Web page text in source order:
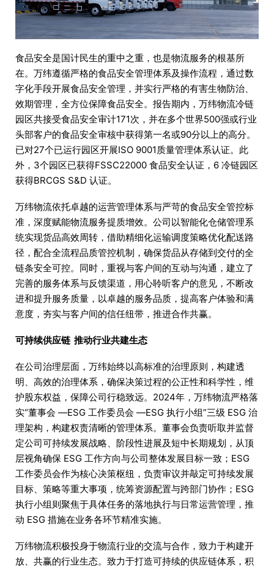
食品安全是国计民生的重中之重，也是物流服务的根基所
在。万纬遵循严格的食品安全管理体系及操作流程，通过数
字化手段开展食品安全管理，并实行严格的有害生物防治、
效期管理，全方位保障食品安全。报告期内，万纬物流冷链
园区共接受食品安全审计171次，并在多个世界500强或行业
头部客户的食品安全审核中获得第一名或90分以上的高分。
已对27个已运行园区开展ISO 9001质量管理体系认证。此
外，3个园区已获得FSSC22000 食品安全认证，6 冷链园区
获得BRCGS S&D 认证。
万纬物流依托卓越的运营管理体系与严苛的食品安全管控标
准，深度赋能物流服务提质增效。公司以智能化仓储管理系
统实现货品高效周转，借助精细化运输调度策略优化配送路
径，配合全流程品质管控机制，确保货品从存储到交付的全
链条安全可控。同时，重视与客户间的互动与沟通，建立了
完善的服务体系与反馈渠道，用心聆听客户的意见，不断改
进和提升服务质量，以卓越的服务品质，提高客户体验和满
意度，夯实与客户间的信任纽带，推进合作共赢。
可持续供应链 推动行业共建生态
在公司治理层面，万纬始终以高标准的治理原则，构建透
明、高效的治理体系，确保决策过程的公正性和科学性，维
护股东权益，保障公司行稳致远。2024年，万纬物流严格落
实“董事会 —ESG 工作委员会 —ESG 执行小组”三级 ESG 治
理架构，构建权责清晰的管理体系。董事会负责听取并监督
定公司可持续发展战略、阶段性进展及短中长期规划，从顶
层视角确保 ESG 工作方向与公司整体发展目标一致；ESG
工作委员会作为核心决策枢纽，负责审议并敲定可持续发展
目标、策略等重大事项，统筹资源配置与跨部门协作；ESG
执行小组则聚焦于具体任务的落地执行与日常运营管理，推
动 ESG 措施在业务各环节精准实施。
万纬物流积极投身于物流行业的交流与合作，致力于构建开
放、共赢的行业生态。致力于打造可持续的供应链体系，积